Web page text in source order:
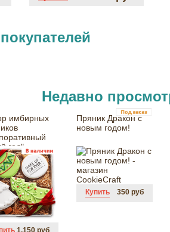
Недавно
имбирных
год"
1.150 руб
Пряник Дракон с
новым годом!
Купить 350 руб